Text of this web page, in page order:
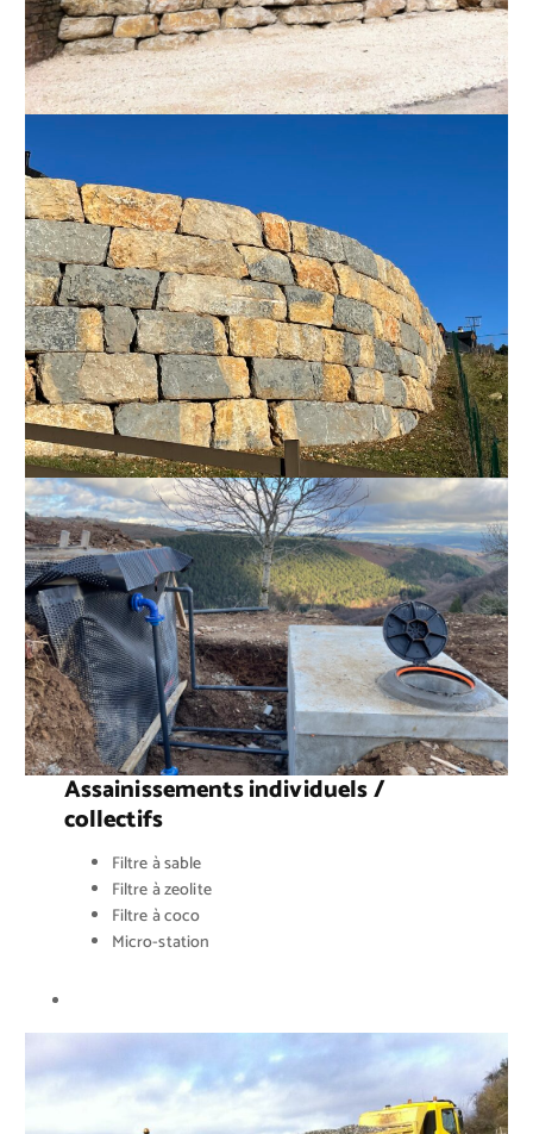
Assainissements individuels /
collectifs
Filtre à sable
Filtre à zeolite
Filtre à coco
Micro-station